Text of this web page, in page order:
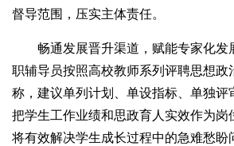
督导范围，压实主体责任。
畅通发展晋升渠道，赋能专家化发
职辅导员按照高校教师系列评聘思想政
称，建议单列计划、单设指标、单独评
把学生工作业绩和思政育人实效作为岗
将有效解决学生成长过程中的急难愁盼